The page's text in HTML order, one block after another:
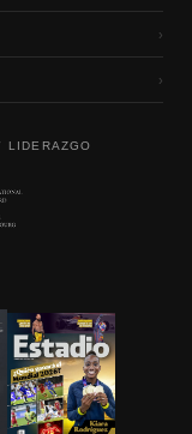
›
›
LIDERAZGO